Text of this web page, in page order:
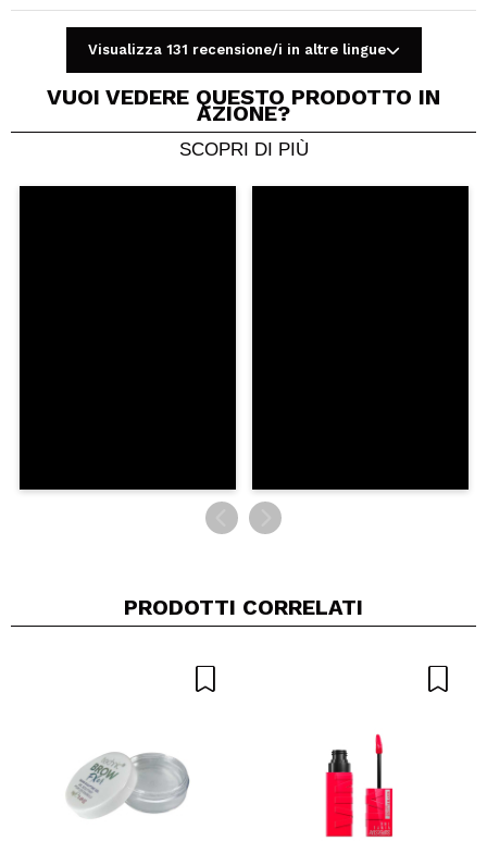
INVIA
Visualizza 131 recensione/i in altre lingue
VUOI VEDERE QUESTO PRODOTTO IN
AZIONE?
SCOPRI DI PIÙ
PRODOTTI CORRELATI